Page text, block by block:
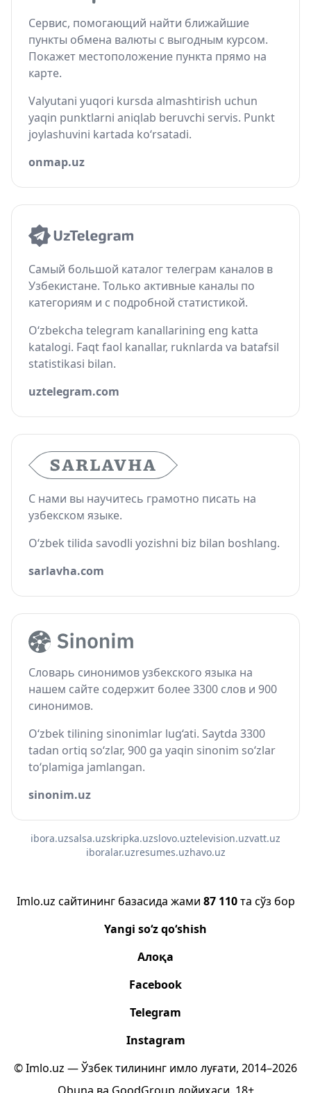
Сервис, помогающий найти ближайшие
пункты обмена валюты с выгодным курсом.
Покажет местоположение пункта прямо на
карте.
Valyutani yuqori kursda almashtirish uchun
yaqin punktlarni aniqlab beruvchi servis. Punkt
joylashuvini kartada ko‘rsatadi.
onmap.uz
Самый большой каталог телеграм каналов в
Узбекистане. Только активные каналы по
категориям и с подробной статистикой.
O‘zbekcha telegram kanallarining eng katta
katalogi. Faqt faol kanallar, ruknlarda va batafsil
statistikasi bilan.
uztelegram.com
С нами вы научитесь грамотно писать на
узбекском языке.
O‘zbek tilida savodli yozishni biz bilan boshlang.
sarlavha.com
Словарь синонимов узбекского языка на
нашем сайте содержит более 3300 слов и 900
синонимов.
O‘zbek tilining sinonimlar lug‘ati. Saytda 3300
tadan ortiq so‘zlar, 900 ga yaqin sinonim so‘zlar
to‘plamiga jamlangan.
sinonim.uz
ibora.uzsalsa.uzskripka.uzslovo.uztelevision.uzvatt.uz
iboralar.uzresumes.uzhavo.uz
Imlo.uz сайтининг базасида жами 87 110та сўз бор
Yangi so‘z qo‘shish
Алоқа
Facebook
Telegram
Instagram
© Imlo.uz — Ўзбек тилининг имло луғати, 2014–2026